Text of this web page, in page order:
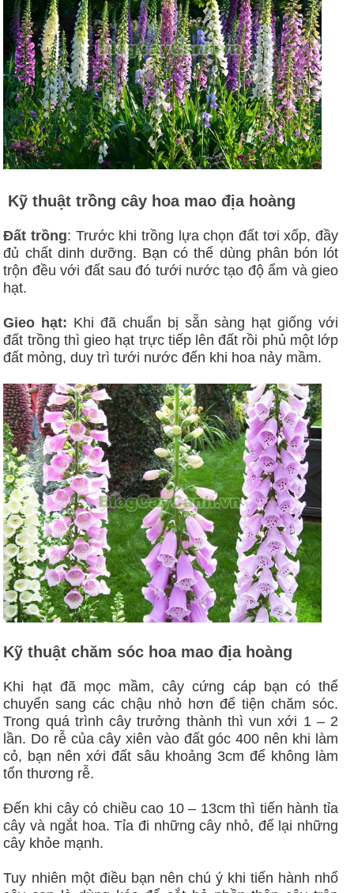
Kỹ thuật trồng cây hoa mao địa hoàng
Đất trồng: Trước khi trồng lựa chọn đất tơi xốp, đầy
đủ chất dinh dưỡng. Bạn có thể dùng phân bón lót
trộn đều với đất sau đó tưới nước tạo độ ẩm và gieo
hạt.
Gieo hạt: Khi đã chuẩn bị sẵn sàng hạt giống với
đất trồng thì gieo hạt trực tiếp lên đất rồi phủ một lớp
đất mỏng, duy trì tưới nước đến khi hoa nảy mầm.
Kỹ thuật chăm sóc hoa mao địa hoàng
Khi hạt đã mọc mầm, cây cứng cáp bạn có thể
chuyển sang các chậu nhỏ hơn để tiện chăm sóc.
Trong quá trình cây trưởng thành thì vun xới 1 – 2
lần. Do rễ của cây xiên vào đất góc 400 nên khi làm
cỏ, bạn nên xới đất sâu khoảng 3cm để không làm
tổn thương rễ.
Đến khi cây có chiều cao 10 – 13cm thì tiến hành tỉa
cây và ngắt hoa. Tỉa đi những cây nhỏ, để lại những
cây khỏe mạnh.
Tuy nhiên một điều bạn nên chú ý khi tiến hành nhổ